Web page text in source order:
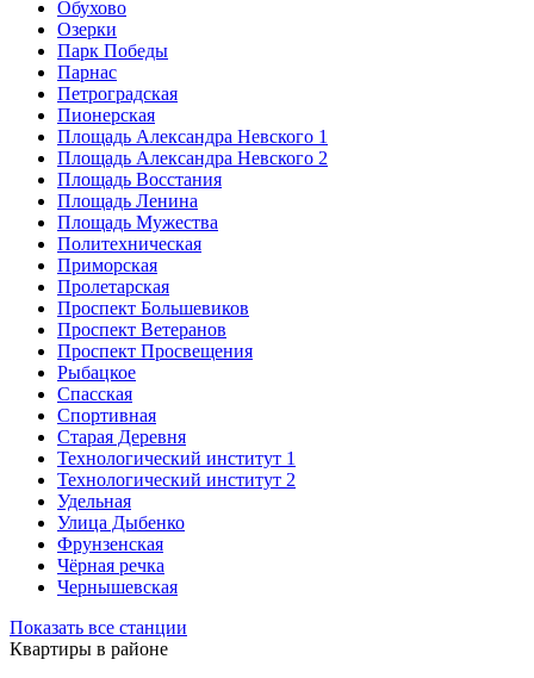
Обухово
Озерки
Парк Победы
Парнас
Петроградская
Пионерская
Площадь Александра Невского 1
Площадь Александра Невского 2
Площадь Восстания
Площадь Ленина
Площадь Мужества
Политехническая
Приморская
Пролетарская
Проспект Большевиков
Проспект Ветеранов
Проспект Просвещения
Рыбацкое
Спасская
Спортивная
Старая Деревня
Технологический институт 1
Технологический институт 2
Удельная
Улица Дыбенко
Фрунзенская
Чёрная речка
Чернышевская
Показать все станции
Квартиры в районе